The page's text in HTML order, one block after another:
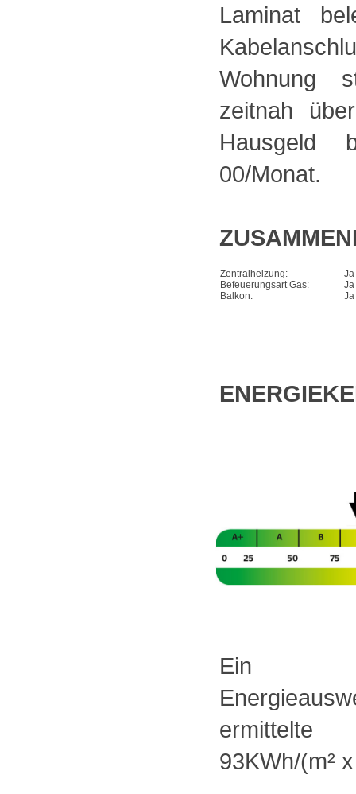
Laminat
Wohnung
zeitnah
00/Monat.
Zentralheizung:
Befeuerungsart Gas:
Balkon:
Ja
Ja
Ja
Ein
ermittelte
93KWh/(m²